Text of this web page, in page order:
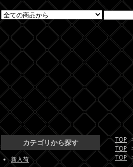
TOP
TOP
TOP
カテゴリから探す
新入荷